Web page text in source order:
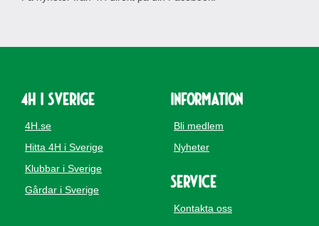
4H i Sverige
4H.se
Hitta 4H i Sverige
Klubbar i Sverige
Gårdar i Sverige
Information
Bli medlem
Nyheter
Service
Kontakta oss